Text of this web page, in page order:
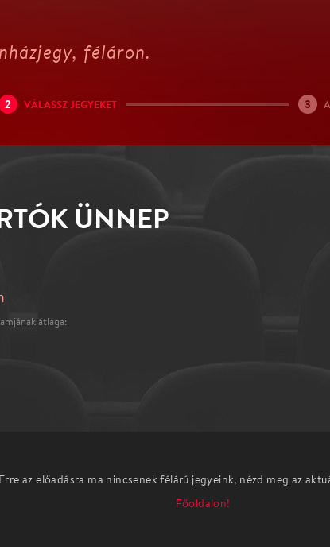
féláron.
2 VÁLASSZ JEGYEKET 3
ÜNNEP
átlaga:
Erre az előadásra ma nincsenek félárú jegyeink, nézd meg az
Főoldalon!